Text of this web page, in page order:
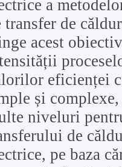
a
transfer de
acest
eficienței
și
niveluri
de
pe baza